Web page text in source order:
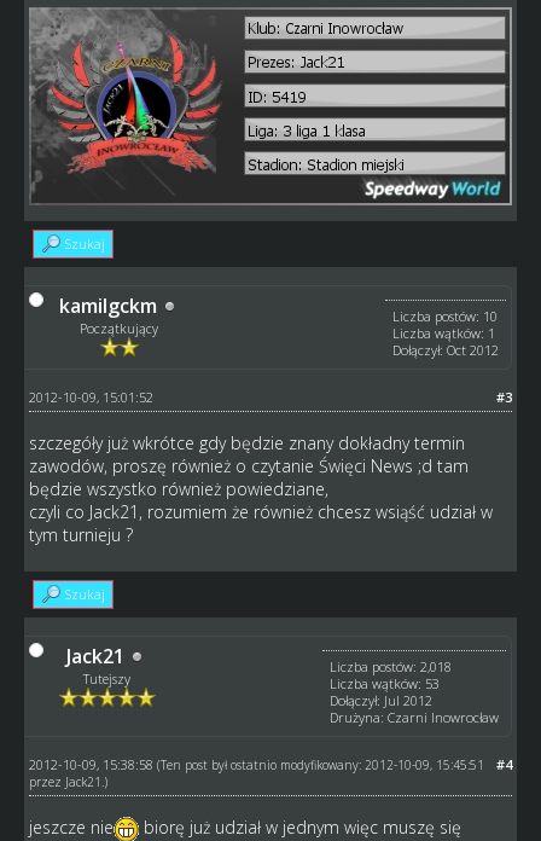
Szukaj
kamilgckm
Początkujący
Liczba postów: 10
Liczba wątków: 1
Dołączył: Oct 2012
#3
2012-10-09, 15:01:52
szczegóły już wkrótce gdy będzie znany dokładny termin
zawodów, proszę również o czytanie Święci News ;d tam
będzie wszystko również powiedziane,
czyli co Jack21, rozumiem że również chcesz wsiąść udział w
tym turnieju ?
Szukaj
Jack21
Tutejszy
Liczba postów: 2,018
Liczba wątków: 53
Dołączył: Jul 2012
Drużyna: Czarni Inowrocław
#4
2012-10-09, 15:38:58 (Ten post był ostatnio modyfikowany: 2012-10-09, 15:45:51
przez Jack21 .)
jeszcze nie
biorę już udział w jednym więc muszę się